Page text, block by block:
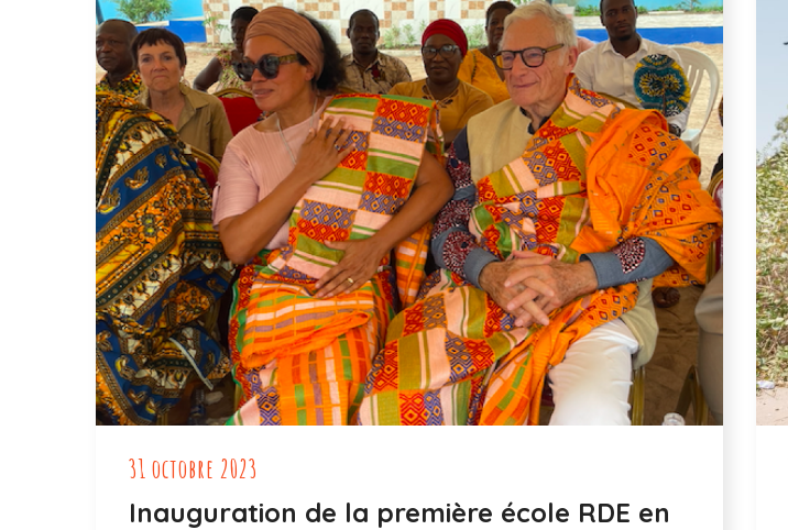
31 octobre 2023
Inauguration de la première école RDE en